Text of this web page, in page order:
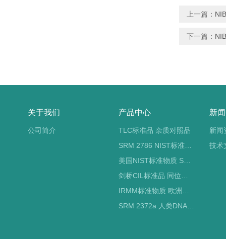
上一篇：
下一篇：
关于我们
公司简介
产品中心
TLC标准品 杂质对照品
SRM 2786 NIST标准物质 PM2.5标准品
美国NIST标准物质 SRM标准品
SRM 2372a 人类DNA定量标准品 NIST标准物质
新
新闻
技术